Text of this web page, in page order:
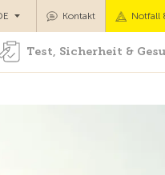
Test, Sicherheit &
Kontakt Notfall
Test, Sicherheit &